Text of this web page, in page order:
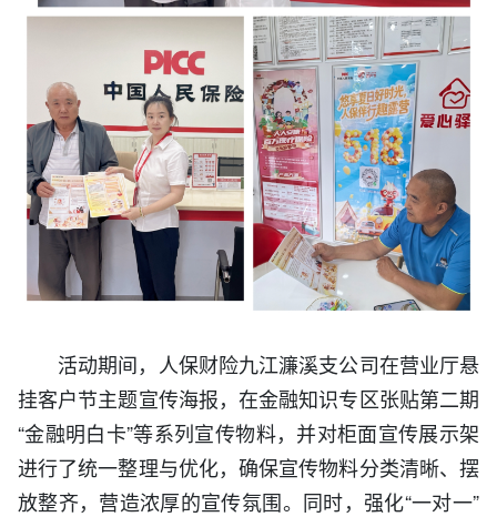
活动期间，人保财险九江濂溪支公司在营业厅悬
挂客户节主题宣传海报，在金融知识专区张贴第二期
“金融明白卡”等系列宣传物料，并对柜面宣传展示架
进行了统一整理与优化，确保宣传物料分类清晰、摆
放整齐，营造浓厚的宣传氛围。同时，强化“一对一”